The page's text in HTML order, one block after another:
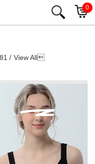
0
/ View All